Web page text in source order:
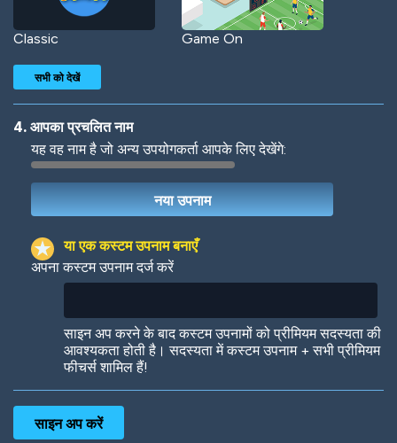
Classic Game On
Woof Jungle Cats
सभी को देखें
4. आपका प्रचलित नाम
यह वह नाम है जो अन्य उपयोगकर्ता आपके लिए देखेंगे:
या एक कस्टम उपनाम बनाएँ
अपना कस्टम उपनाम दर्ज करें
साइन अप करने के बाद कस्टम उपनामों को प्रीमियम सदस्यता की
आवश्यकता होती है। सदस्यता में कस्टम उपनाम + सभी प्रीमियम
फीचर्स शामिल हैं!